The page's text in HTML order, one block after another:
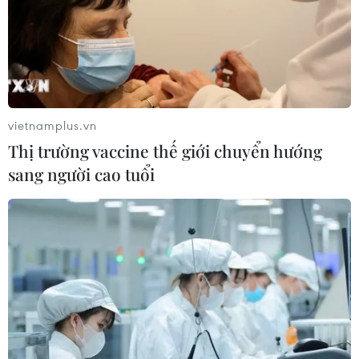
Lào Cai
08/08/2026 08:45
Nghệ An: Sạt lở nghiêm trọng, tỉnh lộ
543D tạm thời tê liệt
Vụ phế liệu bằng sắt, nhọn rơi trên
cao tốc: Tài xế xe chở mắc nhiều lỗi vi
phạm
08/08/2026 06:37
Dự án Sân bay Phú Quốc tăng tốc thi
công, sẽ cán mốc vận hành từ tháng
vietnamplus.vn
Thị trường vaccine thế giới chuyển hướng
sang người cao tuổi